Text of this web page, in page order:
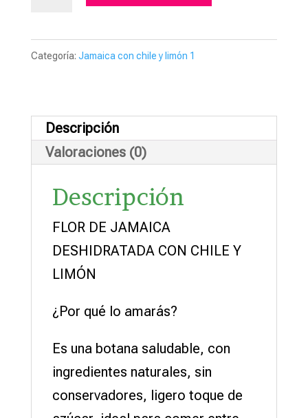
y
cantidad
Categoría: Jamaica con chile y limón 1
Descripción
Valoraciones (0)
Descripción
FLOR DE JAMAICA
DESHIDRATADA CON CHILE Y
LIMÓN
¿Por qué lo amarás?
Es una botana saludable, con
ingredientes naturales, sin
conservadores, ligero toque de